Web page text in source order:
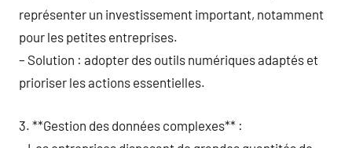
représenter un investissement important, notamment
pour les petites entreprises.
– Solution : adopter des outils numériques adaptés et
prioriser les actions essentielles.
3. **Gestion des données complexes** :